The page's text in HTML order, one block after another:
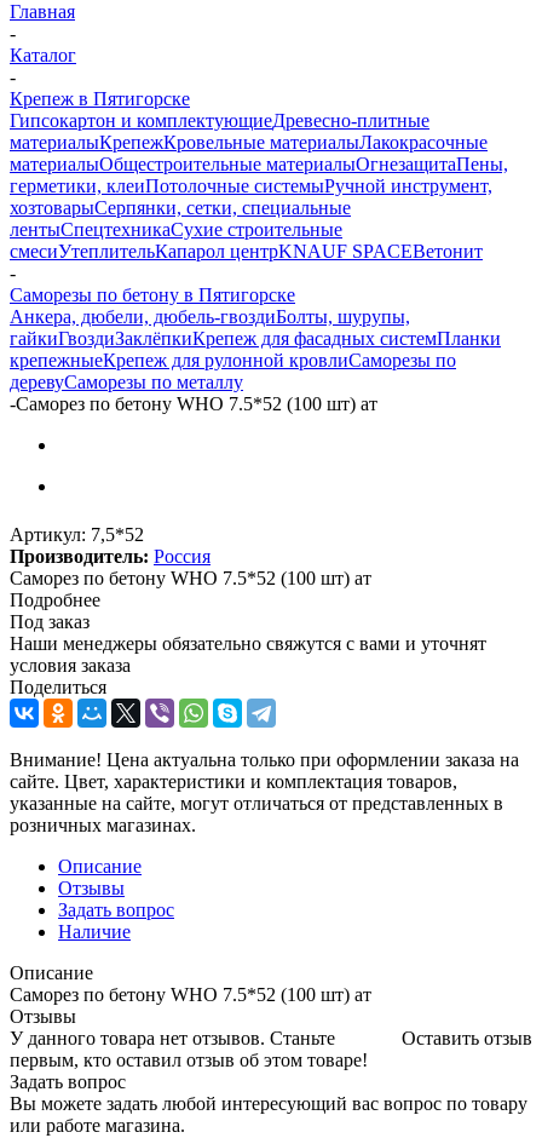
Главная
-
Каталог
-
Крепеж в Пятигорске
Гипсокартон и комплектующиеДревесно-плитные
материалыКрепежКровельные материалыЛакокрасочные
материалыОбщестроительные материалыОгнезащитаПены,
герметики, клеиПотолочные системыРучной инструмент,
хозтоварыСерпянки, сетки, специальные
лентыСпецтехникаСухие строительные
смесиУтеплительКапарол центрKNAUF SPACEВетонит
-
Саморезы по бетону в Пятигорске
Анкера, дюбели, дюбель-гвоздиБолты, шурупы,
гайкиГвоздиЗаклёпкиКрепеж для фасадных системПланки
крепежныеКрепеж для рулонной кровлиСаморезы по
деревуСаморезы по металлу
-Саморез по бетону WHO 7.5*52 (100 шт) ат
Артикул: 7,5*52
Производитель: Россия
Саморез по бетону WHO 7.5*52 (100 шт) ат
Подробнее
Под заказ
Наши менеджеры обязательно свяжутся с вами и уточнят
условия заказа
Поделиться
Внимание! Цена актуальна только при оформлении заказа на
сайте. Цвет, характеристики и комплектация товаров,
указанные на сайте, могут отличаться от представленных в
розничных магазинах.
Описание
Отзывы
Задать вопрос
Наличие
Описание
Саморез по бетону WHO 7.5*52 (100 шт) ат
Отзывы
Оставить отзыв
У данного товара нет отзывов. Станьте
первым, кто оставил отзыв об этом товаре!
Задать вопрос
Вы можете задать любой интересующий вас вопрос по товару
или работе магазина.